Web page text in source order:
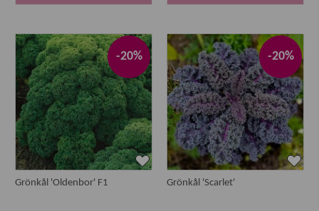
-20%
Grönkål 'Oldenbor' F1
-20%
Grönkål 'Scarlet'